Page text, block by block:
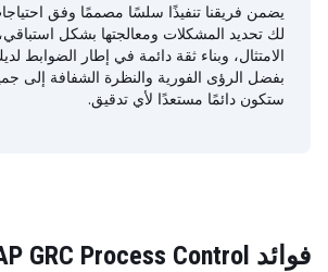
يضمن فريقنا تنفيذًا سلسًا مصممًا وفق
لك تحديد المشكلات ومعالجتها بشكل
الامتثال، وبناء ثقة دائمة في إطار الضوابط
بفضل الرؤى الفورية والنظرة الشفافة إلى
ستكون دائمًا مستعدًا لأي تدقيق.
فوائد SAP GRC Process Control